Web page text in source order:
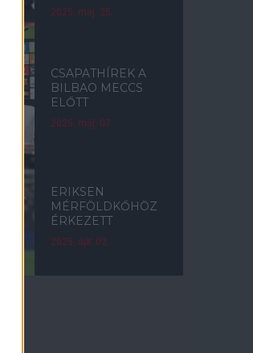
2025. máj. 25.
CSAPATHÍREK A
BILBAO MECCS
ELŐTT
2025. máj. 07.
ERIKSEN
MÉRFÖLDKŐHÖZ
ÉRKEZETT
2025. ápr. 02.